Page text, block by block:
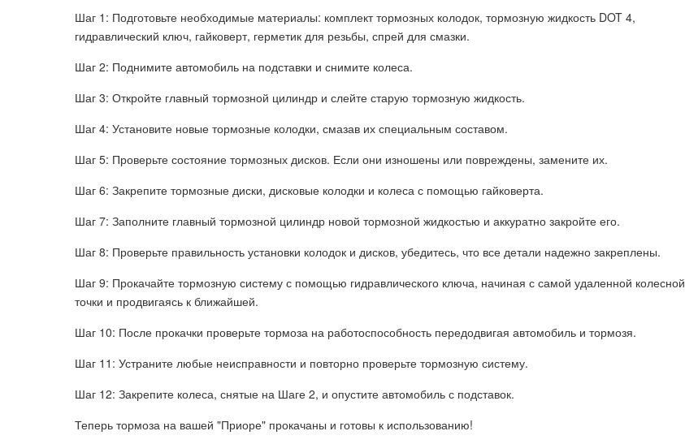
Шаг 1: Подготовьте необходимые материалы: комплект тормозных колодок, тормозную жидкость DOT 4,
гидравлический ключ, гайковерт, герметик для резьбы, спрей для смазки.
Шаг 2: Поднимите автомобиль на подставки и снимите колеса.
Шаг 3: Откройте главный тормозной цилиндр и слейте старую тормозную жидкость.
Шаг 4: Установите новые тормозные колодки, смазав их специальным составом.
Шаг 5: Проверьте состояние тормозных дисков. Если они изношены или повреждены, замените их.
Шаг 6: Закрепите тормозные диски, дисковые колодки и колеса с помощью гайковерта.
Шаг 7: Заполните главный тормозной цилиндр новой тормозной жидкостью и аккуратно закройте его.
Шаг 8: Проверьте правильность установки колодок и дисков, убедитесь, что все детали надежно закреплены.
Шаг 9: Прокачайте тормозную систему с помощью гидравлического ключа, начиная с самой удаленной колесной
точки и продвигаясь к ближайшей.
Шаг 10: После прокачки проверьте тормоза на работоспособность передодвигая автомобиль и тормозя.
Шаг 11: Устраните любые неисправности и повторно проверьте тормозную систему.
Шаг 12: Закрепите колеса, снятые на Шаге 2, и опустите автомобиль с подставок.
Теперь тормоза на вашей "Приоре" прокачаны и готовы к использованию!